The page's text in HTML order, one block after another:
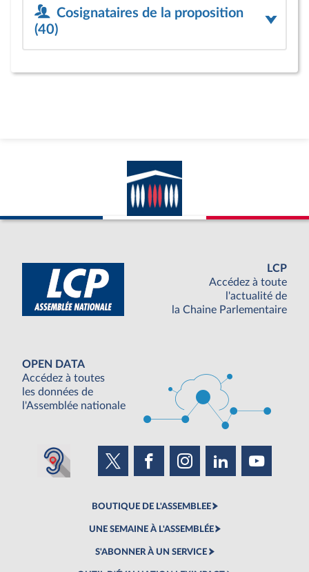
Cosignataires de la proposition
(40)
LCP
Accédez à toute
l'actualité de
la Chaine Parlementaire
OPEN DATA
Accédez à toutes
les données de
l'Assemblée nationale
BOUTIQUE DE L'ASSEMBLEE
UNE SEMAINE À L'ASSEMBLÉE
S'ABONNER À UN SERVICE